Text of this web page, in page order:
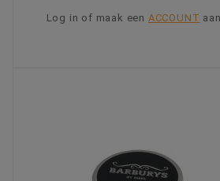
Log in of maak een ACCOUNT